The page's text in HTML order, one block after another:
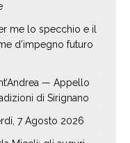
me lo specchio e il
d’impegno futuro
— Appello
di Sirignano
7 Agosto 2026